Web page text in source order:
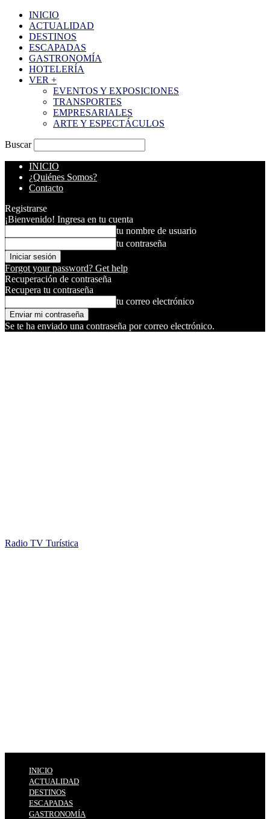
INICIO
ACTUALIDAD
DESTINOS
ESCAPADAS
GASTRONOMÍA
HOTELERÍA
VER +
EVENTOS Y EXPOSICIONES
TRANSPORTES
EMPRESARIALES
ARTE Y ESPECTÁCULOS
Buscar
INICIO
¿Quiénes Somos?
Contacto
Registrarse
¡Bienvenido! Ingresa en tu cuenta
tu nombre de usuario
tu contraseña
Forgot your password? Get help
Recuperación de contraseña
Recupera tu contraseña
tu correo electrónico
Se te ha enviado una contraseña por correo electrónico.
Radio TV Turística
INICIO
ACTUALIDAD
DESTINOS
ESCAPADAS
GASTRONOMÍA